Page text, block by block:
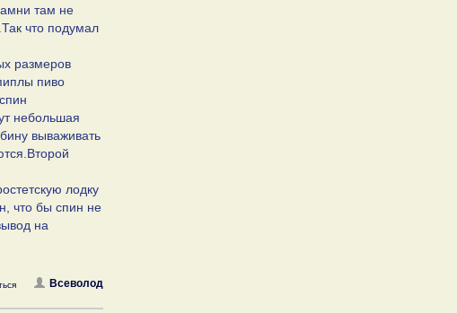
там не
что подумал
размеров
пиво
небольшая
вываживать
лодку
что бы спин не
на
Всеволод